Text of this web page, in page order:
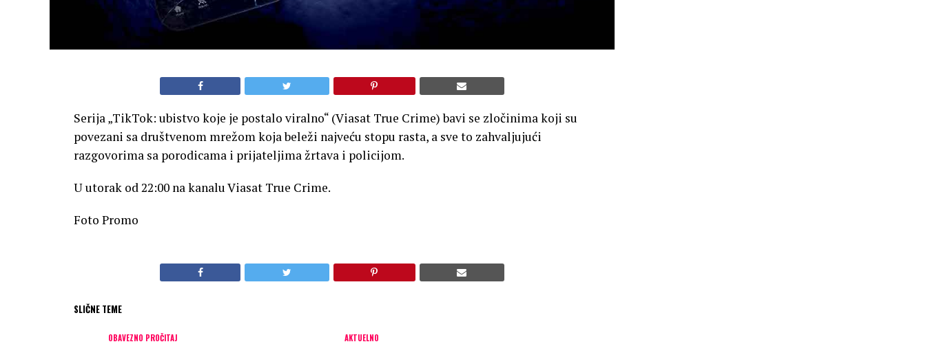
Serija „TikTok: ubistvo koje je postalo viralno“ (Viasat True Crime) bavi se zločinima koji su
povezani sa društvenom mrežom koja beleži najveću stopu rasta, a sve to zahvaljujući
razgovorima sa porodicama i prijateljima žrtava i policijom.
U utorak od 22:00 na kanalu Viasat True Crime.
Foto Promo
SLIČNE TEME
AKTUELNO
OBAVEZNO PROČITAJ